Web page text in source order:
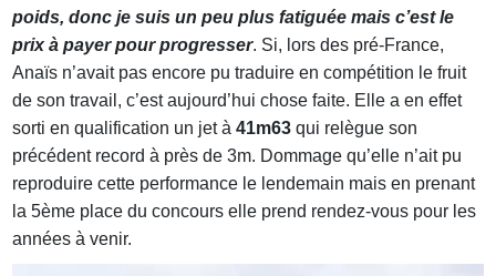
poids, donc je suis un peu plus fatiguée mais c’est le
prix à payer pour progresser. Si, lors des pré-France,
Anaïs n’avait pas encore pu traduire en compétition le fruit
de son travail, c’est aujourd’hui chose faite. Elle a en effet
sorti en qualification un jet à41m63 qui relègue son
précédent record à près de 3m. Dommage qu’elle n’ait pu
reproduire cette performance le lendemain mais en prenant
la 5ème place du concours elle prend rendez-vous pour les
années à venir.